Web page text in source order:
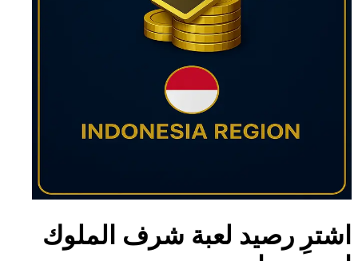
اشترِ رصيد لعبة شرف الملوك